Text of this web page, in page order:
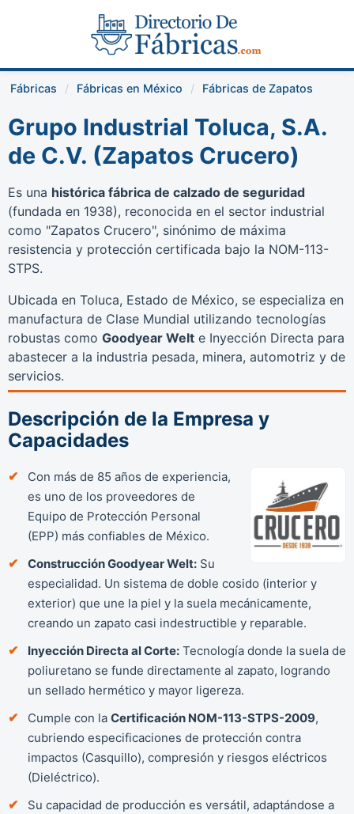
Fábricas Fábricas en México Fábricas de Zapatos
Grupo Industrial Toluca, S.A.
de C.V. (Zapatos Crucero)
Es una histórica fábrica de calzado de seguridad
(fundada en 1938), reconocida en el sector industrial
como "Zapatos Crucero", sinónimo de máxima
resistencia y protección certificada bajo la NOM-113-
STPS.
Ubicada en Toluca, Estado de México, se especializa en
manufactura de Clase Mundial utilizando tecnologías
robustas como Goodyear Welt e Inyección Directa para
abastecer a la industria pesada, minera, automotriz y de
servicios.
Descripción de la Empresa y
Capacidades
Con más de 85 años de experiencia,
es uno de los proveedores de
Equipo de Protección Personal
(EPP) más confiables de México.
Construcción Goodyear Welt: Su
especialidad. Un sistema de doble cosido (interior y
exterior) que une la piel y la suela mecánicamente,
creando un zapato casi indestructible y reparable.
Inyección Directa al Corte: Tecnología donde la suela de
poliuretano se funde directamente al zapato, logrando
un sellado hermético y mayor ligereza.
Cumple con la Certificación NOM-113-STPS-2009,
cubriendo especificaciones de protección contra
impactos (Casquillo), compresión y riesgos eléctricos
(Dieléctrico).
Su capacidad de producción es versátil, adaptándose a